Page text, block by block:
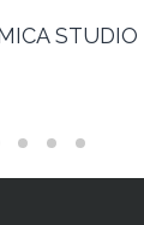
STUDIO